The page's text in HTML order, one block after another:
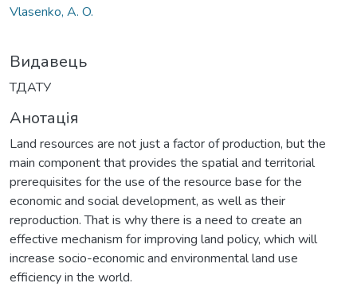
Vlasenko, A. O.
Видавець
ТДАТУ
Анотація
Land resources are not just a factor of production, but the
main component that provides the spatial and territorial
prerequisites for the use of the resource base for the
economic and social development, as well as their
reproduction. That is why there is a need to create an
effective mechanism for improving land policy, which will
increase socio-economic and environmental land use
efficiency in the world.